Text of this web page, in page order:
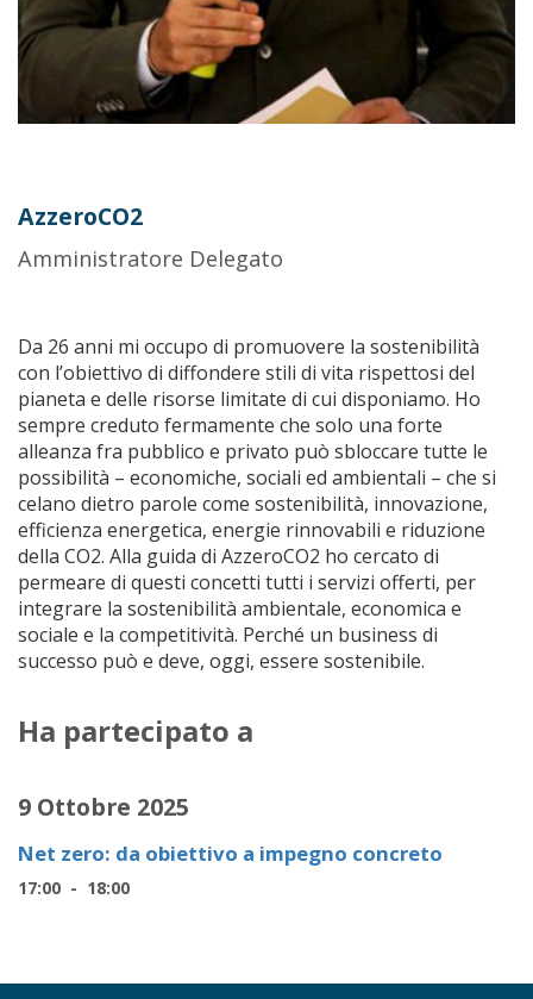
AzzeroCO2
Amministratore Delegato
Da 26 anni mi occupo di promuovere la sostenibilità
con l’obiettivo di diffondere stili di vita rispettosi del
pianeta e delle risorse limitate di cui disponiamo. Ho
sempre creduto fermamente che solo una forte
alleanza fra pubblico e privato può sbloccare tutte le
possibilità – economiche, sociali ed ambientali – che si
celano dietro parole come sostenibilità, innovazione,
efficienza energetica, energie rinnovabili e riduzione
della CO2. Alla guida di AzzeroCO2 ho cercato di
permeare di questi concetti tutti i servizi offerti, per
integrare la sostenibilità ambientale, economica e
sociale e la competitività. Perché un business di
successo può e deve, oggi, essere sostenibile.
Ha partecipato a
9 Ottobre 2025
Net zero: da obiettivo a impegno concreto
17:00 - 18:00